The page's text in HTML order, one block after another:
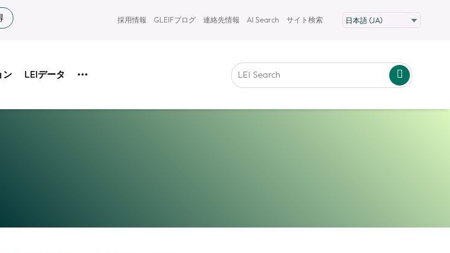
採用情報 GLEIFブログ 連絡先情報 AI Search サイト検索
ン LEIデータ •••